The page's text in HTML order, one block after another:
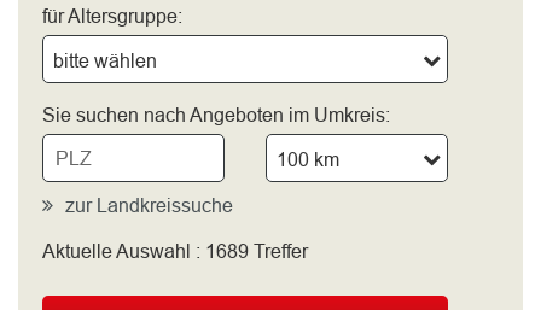
für Altersgruppe:
bitte wählen
Sie suchen nach Angeboten im Umkreis:
100 km
zur Landkreissuche
bitte wählen
Aktuelle Auswahl : 1689 Treffer